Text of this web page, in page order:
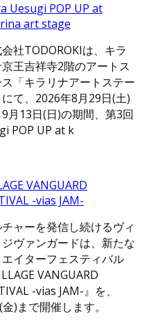
Uesugi POP UP at
art stage
社TODOROKIは、キラ
京王吉祥寺2階のアートス
「キラリナアートステー
にて、2026年8月29日(土)
月13日(日)の期間、第3回
POP UP at k
VANGUARD
-vias JAM-
チャーを発信し続けるヴィ
ジヴァンガードは、新たな
エイターフェスティバル
VANGUARD
-vias JAM-』を、
)まで開催します。